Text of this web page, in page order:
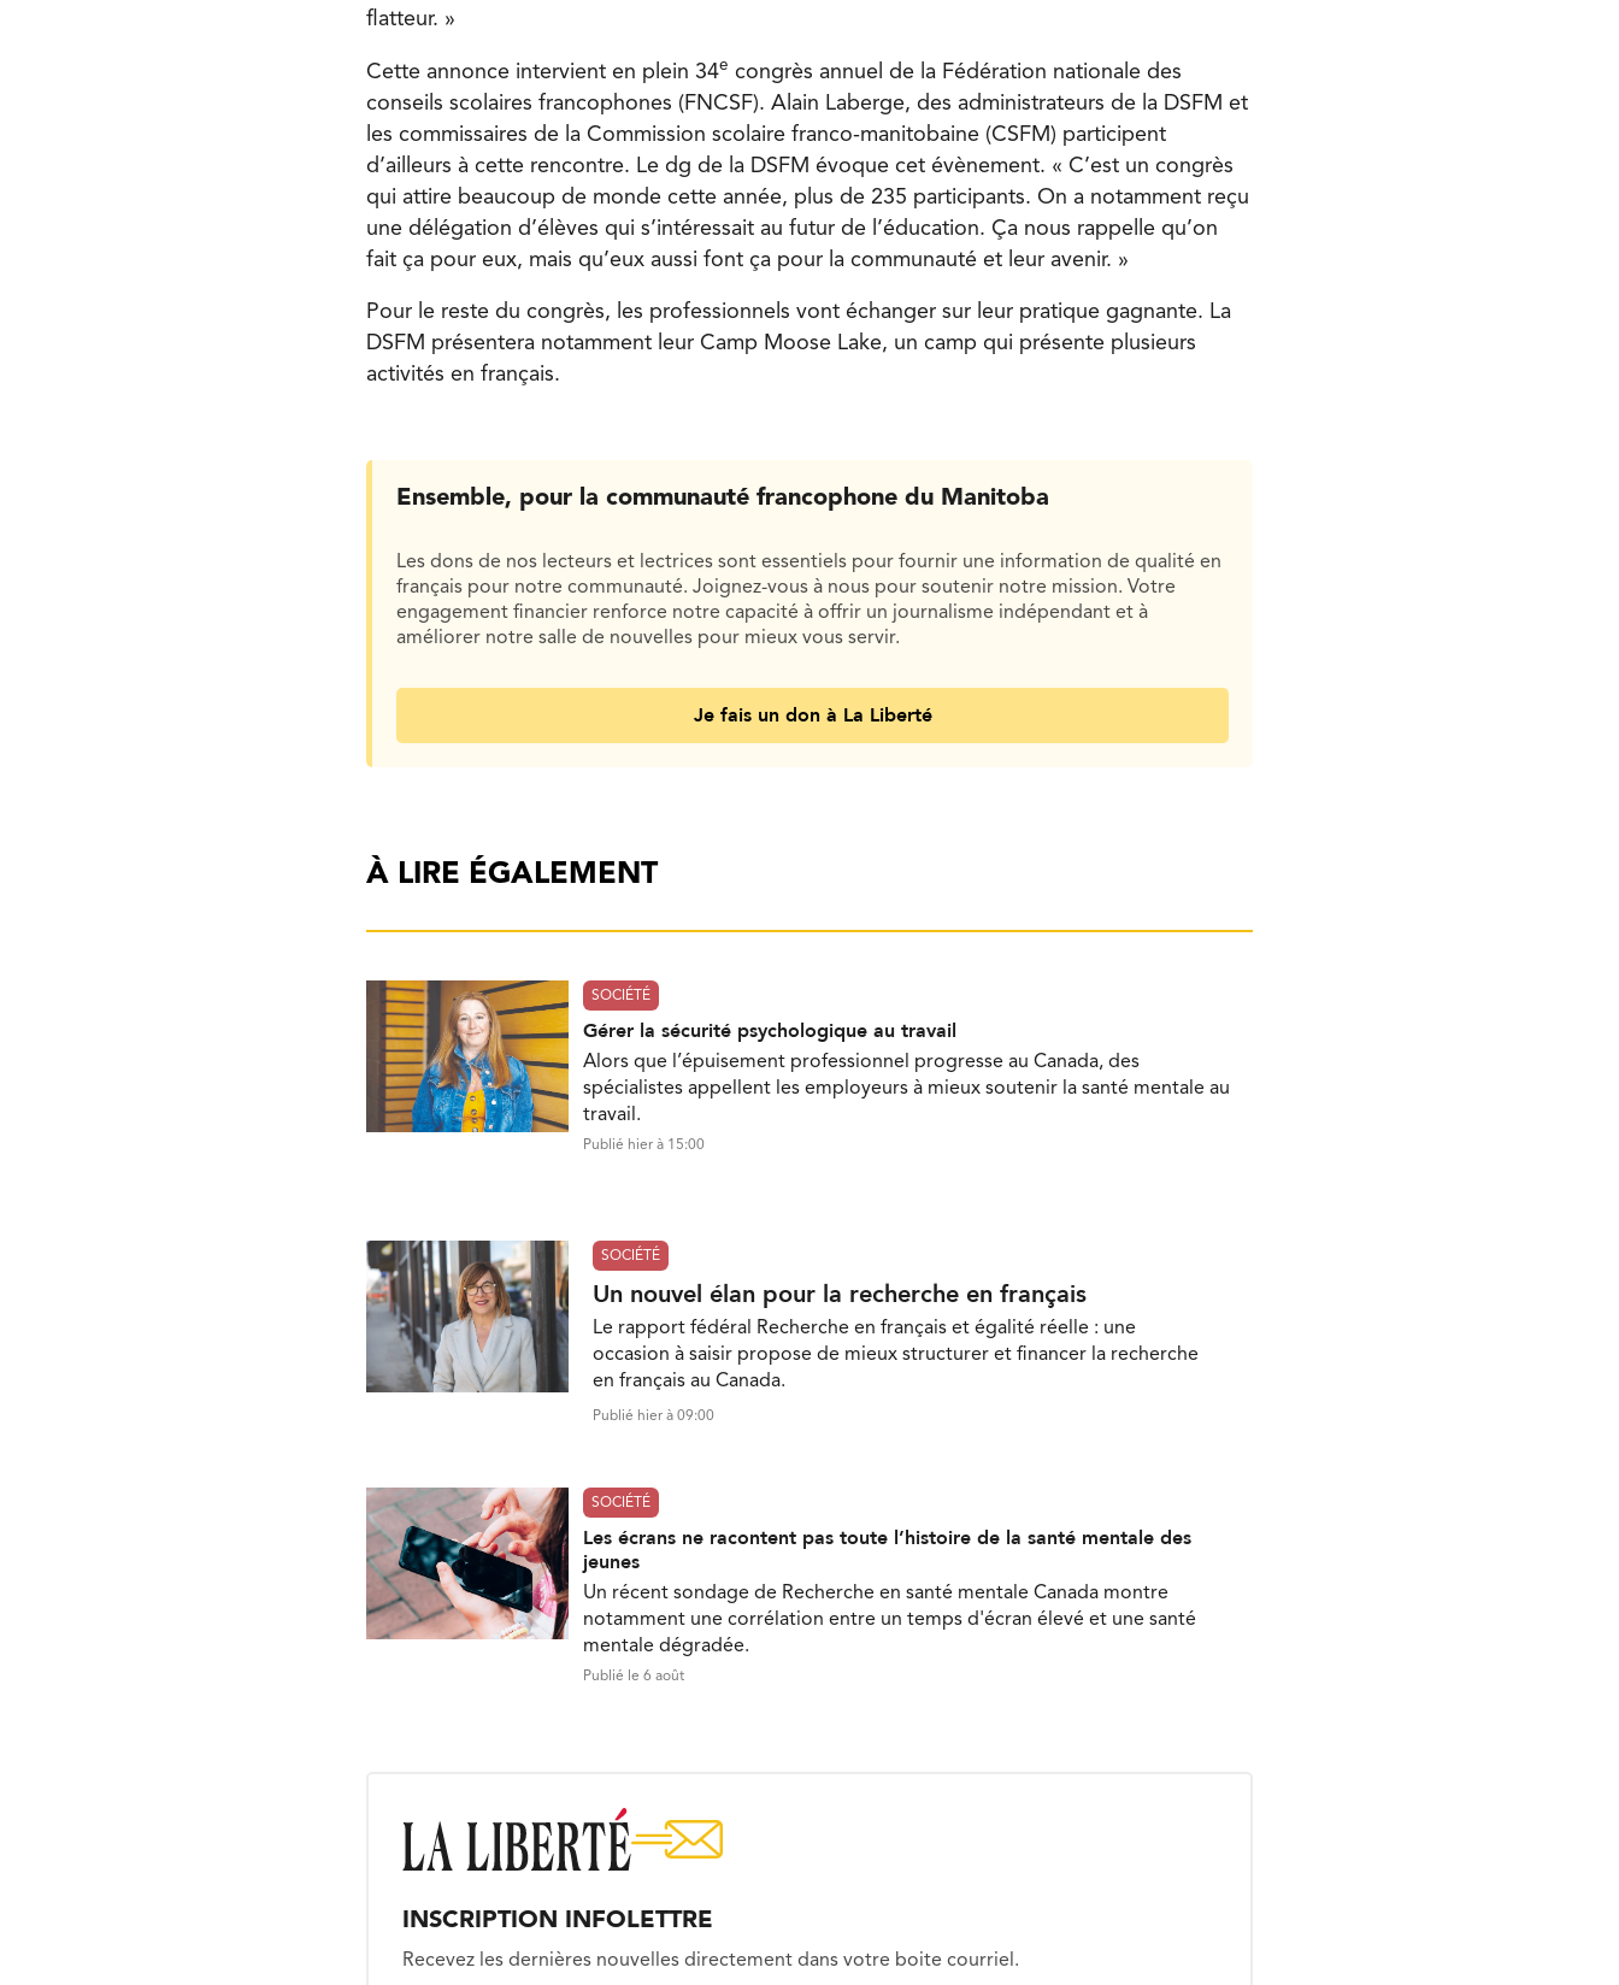
flatteur. »
Cette annonce intervient en plein 34e congrès annuel de la Fédération nationale des
conseils scolaires francophones (FNCSF). Alain Laberge, des administrateurs de la DSFM et
les commissaires de la Commission scolaire franco-manitobaine (CSFM) participent
d’ailleurs à cette rencontre. Le dg de la DSFM évoque cet évènement. « C’est un congrès
qui attire beaucoup de monde cette année, plus de 235 participants. On a notamment reçu
une délégation d’élèves qui s’intéressait au futur de l’éducation. Ça nous rappelle qu’on
fait ça pour eux, mais qu’eux aussi font ça pour la communauté et leur avenir. »
Pour le reste du congrès, les professionnels vont échanger sur leur pratique gagnante. La
DSFM présentera notamment leur Camp Moose Lake, un camp qui présente plusieurs
activités en français.
Ensemble, pour la communauté francophone du Manitoba
Les dons de nos lecteurs et lectrices sont essentiels pour fournir une information de qualité en
français pour notre communauté. Joignez-vous à nous pour soutenir notre mission. Votre
engagement financier renforce notre capacité à offrir un journalisme indépendant et à
améliorer notre salle de nouvelles pour mieux vous servir.
Je fais un don à La Liberté
À LIRE ÉGALEMENT
SOCIÉTÉ
Gérer la sécurité psychologique au travail
Alors que l’épuisement professionnel progresse au Canada, des
spécialistes appellent les employeurs à mieux soutenir la santé mentale au
travail.
Publié hier à 15:00
SOCIÉTÉ
Un nouvel élan pour la recherche en français
Le rapport fédéral Recherche en français et égalité réelle : une
occasion à saisir propose de mieux structurer et financer la recherche
en français au Canada.
Publié hier à 09:00
SOCIÉTÉ
Les écrans ne racontent pas toute l’histoire de la santé mentale des
jeunes
Un récent sondage de Recherche en santé mentale Canada montre
notamment une corrélation entre un temps d'écran élevé et une santé
mentale dégradée.
Publié le 6 août
INSCRIPTION INFOLETTRE
Recevez les dernières nouvelles directement dans votre boite courriel.